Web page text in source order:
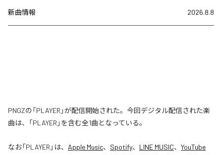
新曲情報 2026.8.8
PNGZの「PLAYER」が配信開始された。今回デジタル配信された楽
曲は、「PLAYER」を含む全1曲となっている。
なお「PLAYER 」は、 Apple Music、 Spotify、 LINE MUSIC、 YouTube